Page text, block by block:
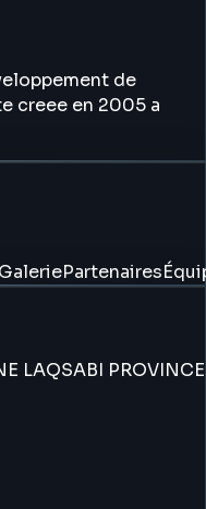
de
creee en 2005 a
GaleriePartenaires
LAQSABI PROVINCE